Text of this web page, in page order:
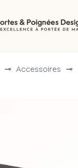
⊸ Accessoires ⊸